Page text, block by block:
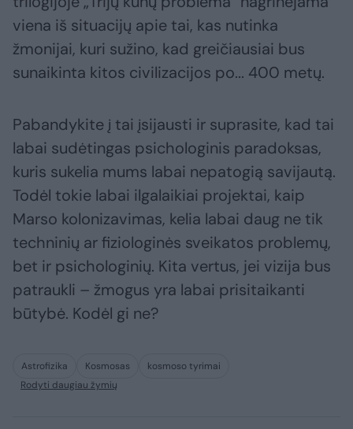
viena iš situacijų apie tai, kas nutinka
žmonijai, kuri sužino, kad greičiausiai bus
sunaikinta kitos civilizacijos po... 400 metų.
Pabandykite į tai įsijausti ir suprasite, kad tai
labai sudėtingas psichologinis paradoksas,
kuris sukelia mums labai nepatogią savijautą.
Todėl tokie labai ilgalaikiai projektai, kaip
Marso kolonizavimas, kelia labai daug ne tik
techninių ar fiziologinės sveikatos problemų,
bet ir psichologinių. Kita vertus, jei vizija bus
patraukli – žmogus yra labai prisitaikanti
būtybė. Kodėl gi ne?
Astrofizika Kosmosas
kosmoso tyrimai
Rodyti daugiau žymių